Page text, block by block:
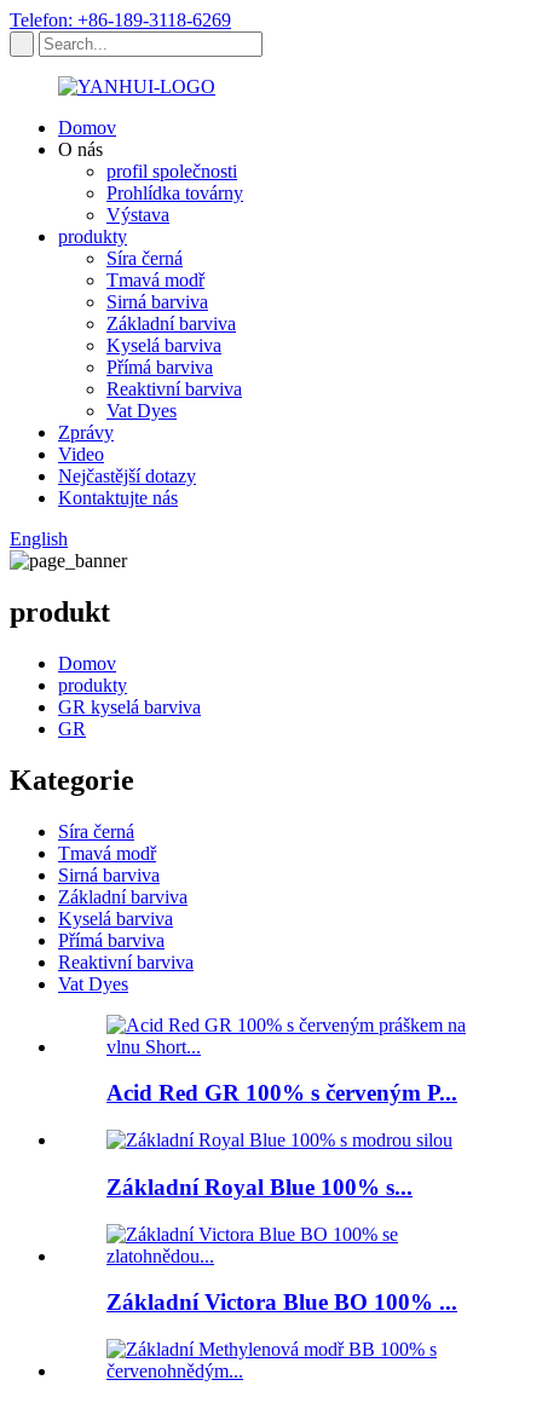
Telefon: +86-189-3118-6269
Domov
O nás
profil společnosti
Prohlídka továrny
Výstava
produkty
Síra černá
Tmavá modř
Sirná barviva
Základní barviva
Kyselá barviva
Přímá barviva
Reaktivní barviva
Vat Dyes
Zprávy
Video
Nejčastější dotazy
Kontaktujte nás
English
produkt
Domov
produkty
GR kyselá barviva
GR
Kategorie
Síra černá
Tmavá modř
Sirná barviva
Základní barviva
Kyselá barviva
Přímá barviva
Reaktivní barviva
Vat Dyes
Acid Red GR 100% s červeným P...
Základní Royal Blue 100% s...
Základní Victora Blue BO 100% ...